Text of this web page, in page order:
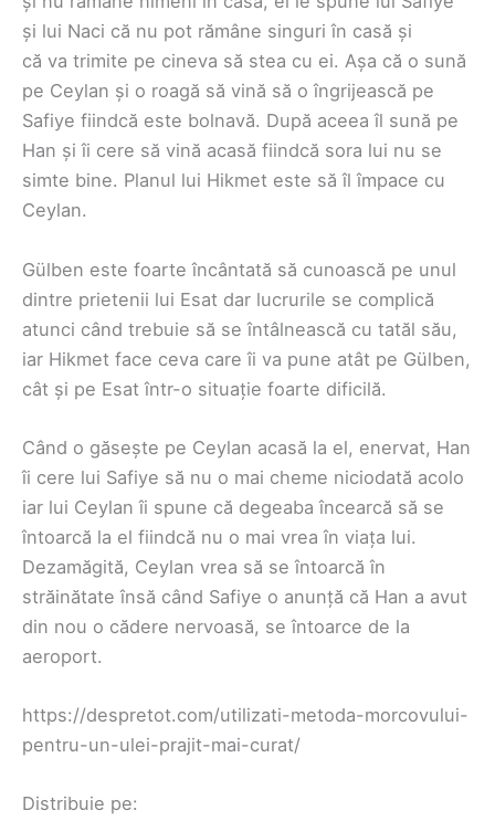
și lui Naci că nu pot rămâne singuri în casă și
că va trimite pe cineva să stea cu ei. Așa că o sună
pe Ceylan și o roagă să vină să o îngrijească pe
Safiye fiindcă este bolnavă. După aceea îl sună pe
Han și îi cere să vină acasă fiindcă sora lui nu se
simte bine. Planul lui Hikmet este să îl împace cu
Ceylan.
Gülben este foarte încântată să cunoască pe unul
dintre prietenii lui Esat dar lucrurile se complică
atunci când trebuie să se întâlnească cu tatăl său,
iar Hikmet face ceva care îi va pune atât pe Gülben,
cât și pe Esat într-o situație foarte dificilă.
Când o găsește pe Ceylan acasă la el, enervat, Han
îi cere lui Safiye să nu o mai cheme niciodată acolo
iar lui Ceylan îi spune că degeaba încearcă să se
întoarcă la el fiindcă nu o mai vrea în viața lui.
Dezamăgită, Ceylan vrea să se întoarcă în
străinătate însă când Safiye o anunță că Han a avut
din nou o cădere nervoasă, se întoarce de la
aeroport.
https://despretot.com/utilizati-metoda-morcovului-
pentru-un-ulei-prajit-mai-curat/
Distribuie pe: